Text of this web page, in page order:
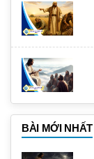
BÀI MỚI NHẤT